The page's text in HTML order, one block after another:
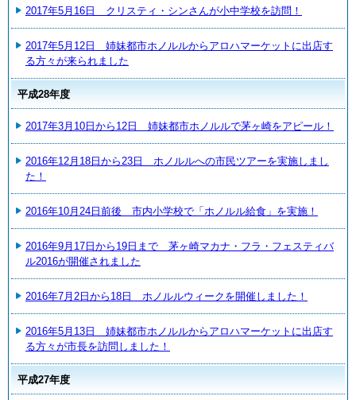
2017年5月16日 クリスティ・シンさんが小中学校を訪問！
2017年5月12日 姉妹都市ホノルルからアロハマーケットに出店す
る方々が来られました
平成28年度
2017年3月10日から12日 姉妹都市ホノルルで茅ヶ崎をアピール！
2016年12月18日から23日 ホノルルへの市民ツアーを実施しまし
た！
2016年10月24日前後 市内小学校で「ホノルル給食」を実施！
2016年9月17日から19日まで 茅ヶ崎マカナ・フラ・フェスティバ
ル2016が開催されました
2016年7月2日から18日 ホノルルウィークを開催しました！
2016年5月13日 姉妹都市ホノルルからアロハマーケットに出店す
る方々が市長を訪問しました！
平成27年度